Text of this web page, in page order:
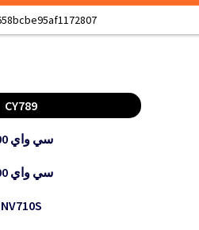
CY789
سي واي 800
سي واي 900
NV710S